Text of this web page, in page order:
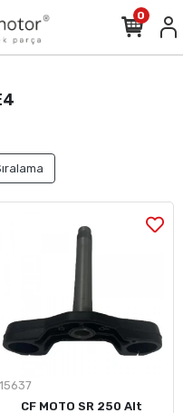
0
15637
CF MOTO SR 250 Alt